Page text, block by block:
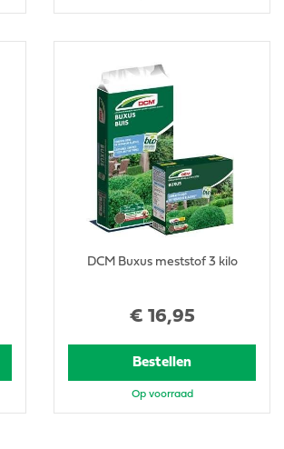
€ 16,95
DCM Buxus meststof 3 kilo
Bestellen
Op voorraad